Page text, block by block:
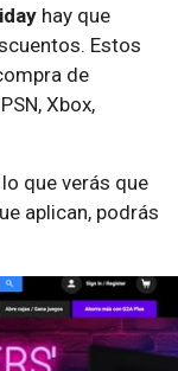
hay que
Estos
de
Xbox,
que verás que
aplican, podrás